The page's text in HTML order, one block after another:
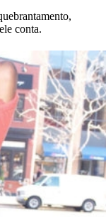
conta.